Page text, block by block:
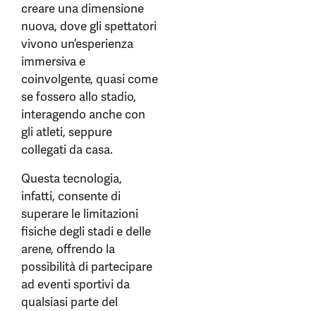
creare una dimensione
nuova, dove gli spettatori
vivono un’esperienza
immersiva e
coinvolgente, quasi come
se fossero allo stadio,
interagendo anche con
gli atleti, seppure
collegati da casa.
Questa tecnologia,
infatti, consente di
superare le limitazioni
fisiche degli stadi e delle
arene, offrendo la
possibilità di partecipare
ad eventi sportivi da
qualsiasi parte del